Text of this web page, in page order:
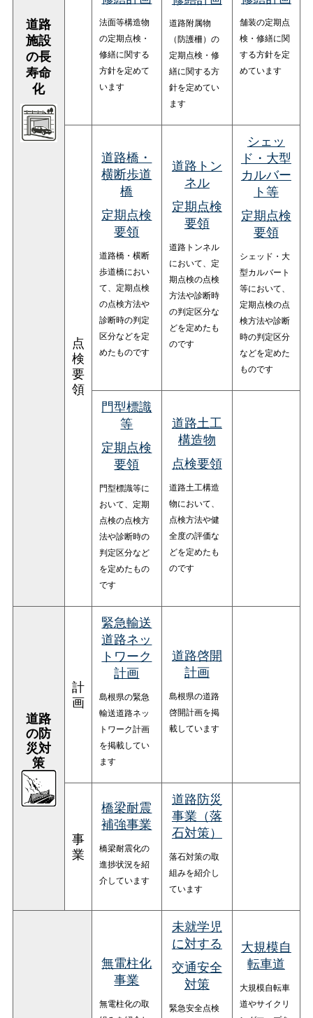
道路
施設
の長
寿命
化
法面等構造物
の定期点検・
修繕に関する
方針を定めて
います
道路附属物
（防護柵）の
定期点検・修
繕に関する方
針を定めてい
ます
舗装の定期点
検・修繕に関
する方針を定
めています
点
検
要
領
道路橋・
横断歩道
橋
定期点検
要領
道路橋・横断
歩道橋におい
て、定期点検
の点検方法や
診断時の判定
区分などを定
めたものです
道路トン
ネル
定期点検
要領
道路トンネル
において、定
期点検の点検
方法や診断時
の判定区分な
どを定めたも
のです
シェッ
ド・大型
カルバー
ト等
定期点検
要領
シェッド・大
型カルバート
等において、
定期点検の点
検方法や診断
時の判定区分
などを定めた
ものです
門型標識
等
定期点検
要領
門型標識等に
おいて、定期
点検の点検方
法や診断時の
判定区分など
を定めたもの
です
道路土工
構造物
点検要領
道路土工構造
物において、
点検方法や健
全度の評価な
どを定めたも
のです
道路
の防
災対
策
計
画
緊急輸送
道路ネッ
トワーク
計画
島根県の緊急
輸送道路ネッ
トワーク計画
を掲載してい
ます
道路啓開
計画
島根県の道路
啓開計画を掲
載しています
事
業
橋梁耐震
補強事業
橋梁耐震化の
進捗状況を紹
介しています
道路防災
事業（落
石対策）
落石対策の取
組みを紹介し
ています
無電柱化
事業
無電柱化の取
未就学児
に対する
交通安全
対策
緊急安全点検
大規模自
転車道
大規模自転車
道やサイクリ